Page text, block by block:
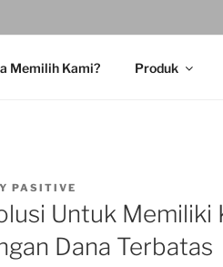
Memilih Kami? Produk
PASITIVE
Untuk Memiliki
Dana Terbatas